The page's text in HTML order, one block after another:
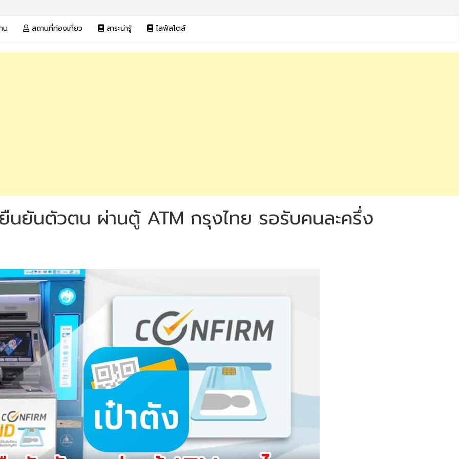
น สถานที่ท่องเที่ยว สาระน่ารู้ ไลฟ์สไตล์
นยันตัวตน ผ่านตู้ ATM กรุงไทย รอรับคนละครึ่ง